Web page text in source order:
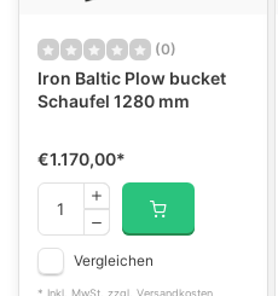
(0)
Iron Baltic Plow bucket
Schaufel 1280 mm
€1.170,00*
Vergleichen
* Inkl. MwSt. zzgl. Versandkosten